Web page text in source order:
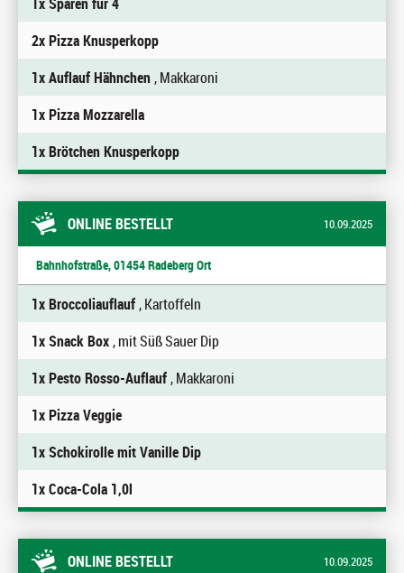
2x Pizza Knusperkopp
1x Auflauf Hähnchen, Makkaroni
1x Pizza Mozzarella
1x Brötchen Knusperkopp
ONLINE BESTELLT 10.09.2025
Bahnhofstraße, 01454 Radeberg Ort
1x Broccoliauflauf, Kartoffeln
1x Snack Box, mit Süß Sauer Dip
1x Pesto Rosso-Auflauf, Makkaroni
1x Pizza Veggie
1x Schokirolle mit Vanille Dip
1x Coca-Cola 1,0l
ONLINE BESTELLT 10.09.2025